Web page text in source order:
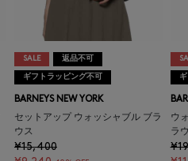
SALE 返品不可
ギフトラッピング不可
BARNEYS NEW YORK
セットアップ ウォッシャブル ブラ
ウス
¥15,400
ウ
ラ